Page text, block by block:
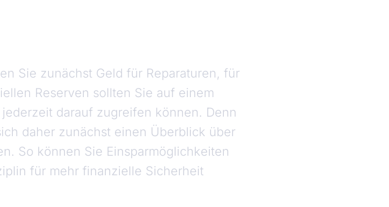
Sie zunächst Geld für Reparaturen, für
Reserven sollten Sie auf einem
darauf zugreifen können. Denn
daher zunächst einen Überblick über
So können Sie Einsparmöglichkeiten
für mehr finanzielle Sicherheit